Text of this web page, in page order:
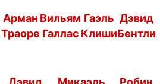
Арман
Траоре
Вильям
Галлас
Гаэль
Клиши
Дэвид
Бентли